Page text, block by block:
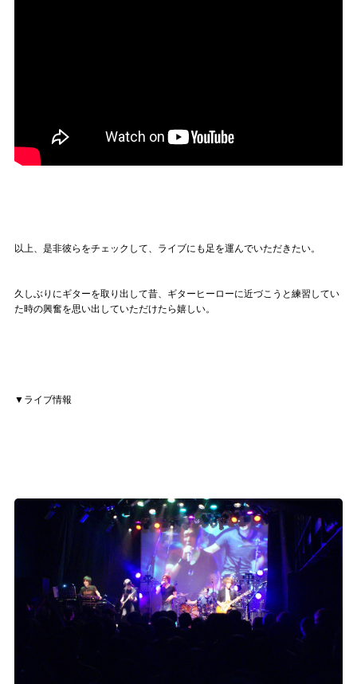
以上、是非彼らをチェックして、ライブにも足を運んでいただきたい。
久しぶりにギターを取り出して昔、ギターヒーローに近づこうと練習してい
た時の興奮を思い出していただけたら嬉しい。
▼ライブ情報